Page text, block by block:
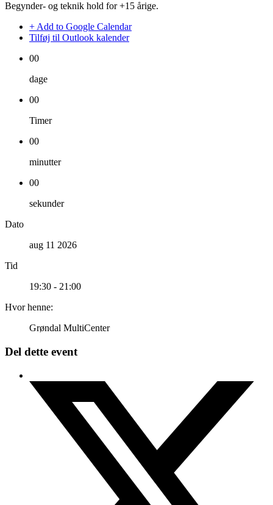
Begynder- og teknik hold for +15 årige.
+ Add to Google Calendar
Tilføj til Outlook kalender
00
dage
00
Timer
00
minutter
00
sekunder
Dato
aug 11 2026
Tid
19:30 - 21:00
Hvor henne:
Grøndal MultiCenter
Del dette event